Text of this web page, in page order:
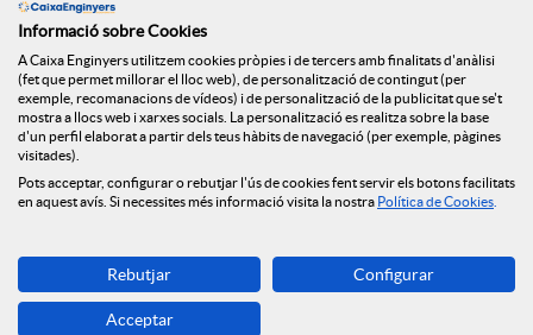
x
e
s
S
i
c
a
c
ó
n
n
o
Troba'ns a
Blog
Descarrega-la ara
Banca MOBILE
Informació sobre Cookies
A Caixa Enginyers utilitzem cookies pròpies i de tercers amb finalitats d'anàlisi
(fet que permet millorar el lloc web), de personalització de contingut (per
exemple, recomanacions de vídeos) i de personalització de la publicitat que se't
mostra a llocs web i xarxes socials. La personalització es realitza sobre la base
d'un perfil elaborat a partir dels teus hàbits de navegació (per exemple, pàgines
visitades).
Pots acceptar, configurar o rebutjar l'ús de cookies fent servir els botons facilitats
en aquest avís. Si necessites més informació visita la nostra Política de Cookies
Rebutjar Configurar
Acceptar